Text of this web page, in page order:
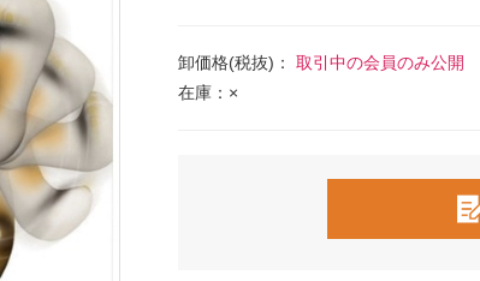
卸価格(税抜)： 取引中の会員のみ公開
在庫：×